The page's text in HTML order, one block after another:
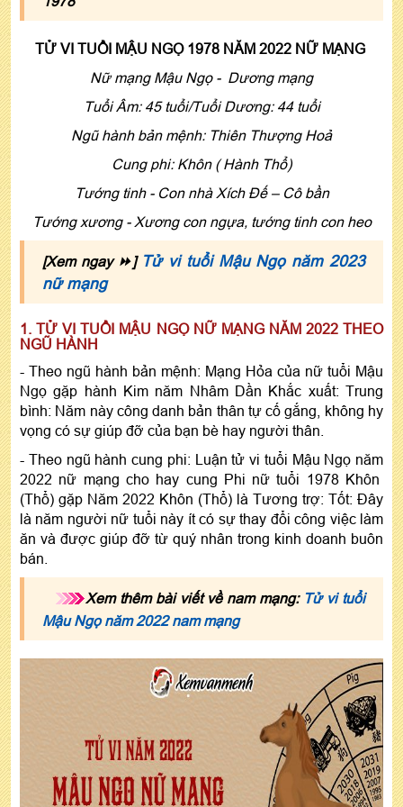
TỬ VI TUỔI MẬU NGỌ 1978 NĂM 2022 NỮ MẠNG
Nữ mạng Mậu Ngọ - Dương mạng
Tuổi Âm: 45 tuổi/Tuổi Dương: 44 tuổi
Ngũ hành bản mệnh: Thiên Thượng Hoả
Cung phi: Khôn ( Hành Thổ)
Tướng tinh - Con nhà Xích Ðế – Cô bần
Tướng xương - Xương con ngựa, tướng tinh con heo
[Xem ngay ⏩] Tử vi tuổi Mậu Ngọ năm 2023
nữ mạng
1. TỬ VI TUỔI MẬU NGỌ NỮ MẠNG NĂM 2022 THEO
NGŨ HÀNH
- Theo ngũ hành bản mệnh: Mạng Hỏa của nữ tuổi Mậu
Ngọ gặp hành Kim năm Nhâm Dần Khắc xuất: Trung
bình: Năm này công danh bản thân tự cố gắng, không hy
vọng có sự giúp đỡ của bạn bè hay người thân.
- Theo ngũ hành cung phi: Luận tử vi tuổi Mậu Ngọ năm
2022 nữ mạng cho hay cung Phi nữ tuổi 1978 Khôn
(Thổ) gặp Năm 2022 Khôn (Thổ) là Tương trợ: Tốt: Đây
là năm người nữ tuổi này ít có sự thay đổi công việc làm
ăn và được giúp đỡ từ quý nhân trong kinh doanh buôn
bán.
Xem thêm bài viết về nam mạng: Tử vi tuổi
Mậu Ngọ năm 2022 nam mạng